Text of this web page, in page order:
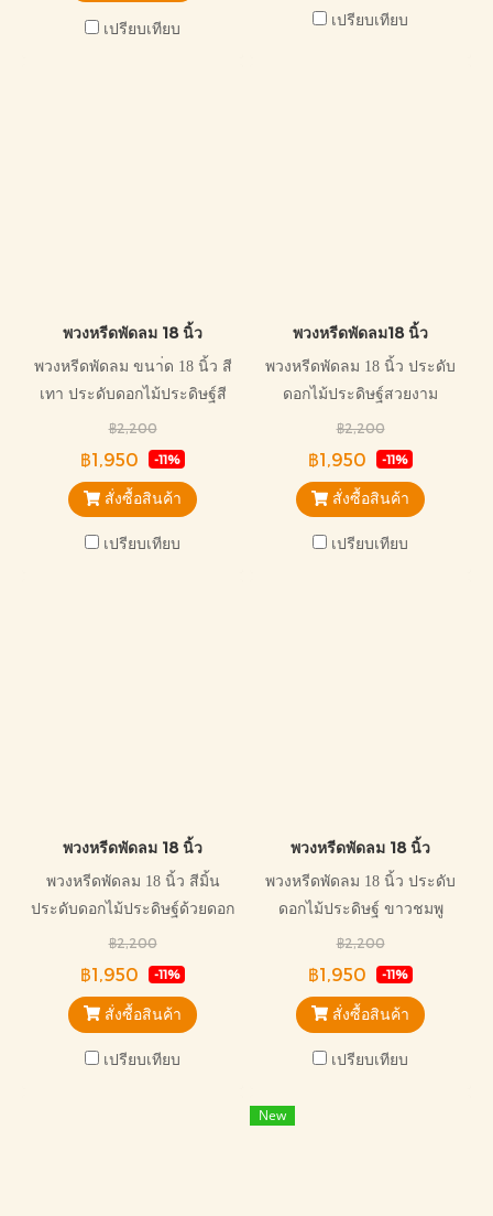
เปรียบเทียบ
เปรียบเทียบ
พวงหรีดพัดลม 18 นิ้ว
พวงหรีดพัดลม ขนา่ด 18 นิ้ว สี
เทา ประดับดอกไม้ประดิษฐ์สี
ขาวล้วน พัดลมสามารถปรับ
ระดับได้ ออกแบบจัดตกแต่ง
฿2,200
฿1,950 -11%
สั่งซื้อสินค้า
เปรียบเทียบ
พวงหรีดพัดลม18 นิ้ว
พวงหรีดพัดลม 18 นิ้ว ประดับ
ดอกไม้ประดิษฐ์สวยงาม
฿2,200
฿1,950 -11%
สั่งซื้อสินค้า
เปรียบเทียบ
พวงหรีดพัดลม 18 นิ้ว
พวงหรีดพัดลม 18 นิ้ว สีมิ้น
ประดับดอกไม้ประดิษฐ์ด้วยดอก
กุหลาบสีพลาสเทล สวยงาม ไม่
ซ้ำใคร พัดลมสามารถปรับ
฿2,200
฿1,950 -11%
สั่งซื้อสินค้า
เปรียบเทียบ
พวงหรีดพัดลม 18 นิ้ว
พวงหรีดพัดลม 18 นิ้ว ประดับ
ดอกไม้ประดิษฐ์ ขาวชมพู
สวยงาม พัดลมสามารถปรับ
ระดับได้ มีใบรับประกันทุกตัว
฿2,200
฿1,950 -11%
สั่งซื้อสินค้า
เปรียบเทียบ
New